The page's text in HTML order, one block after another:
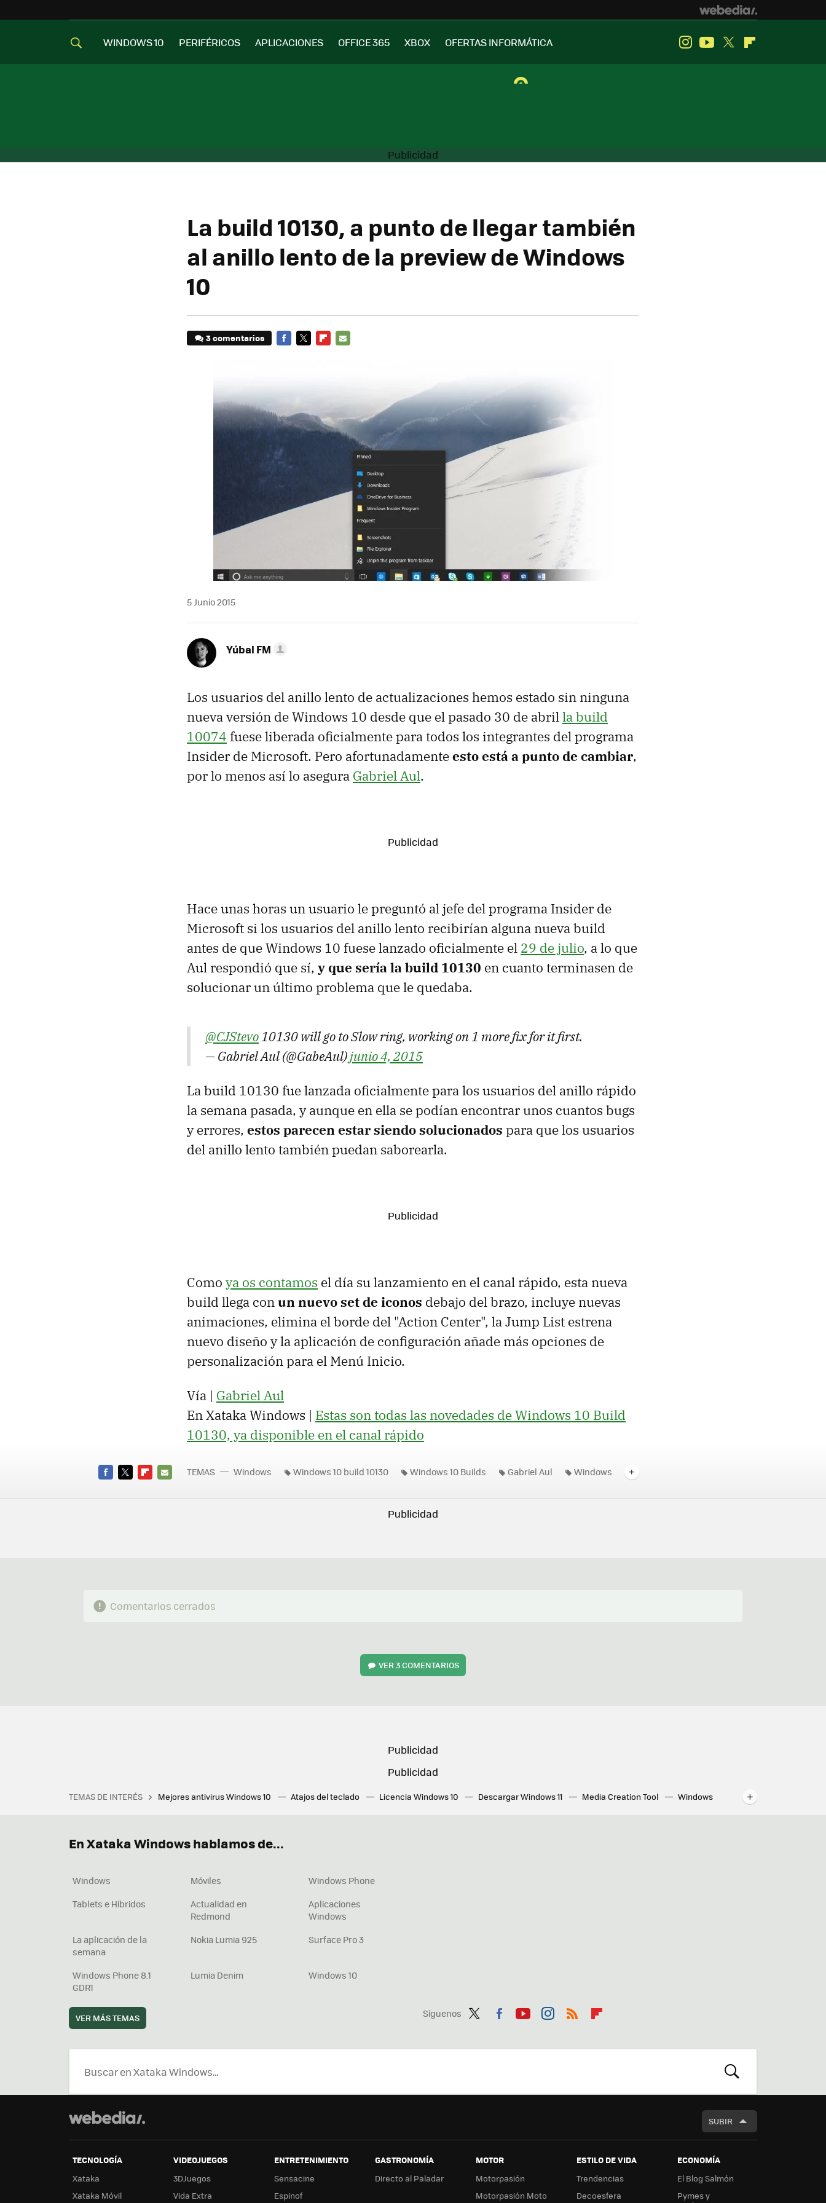
WINDOWS 10 PERIFÉRICOS APLICACIONES OFFICE 365 XBOX OFERTAS INFORMÁTICA InstagramYoutube
Twitter
La build 10130, a punto de llegar también
al anillo lento de la preview de Windows
10
3 comentarios
5 Junio 2015
Yúbal FM
Los usuarios del anillo lento de actualizaciones hemos estado sin ninguna
nueva versión de Windows 10 desde que el pasado 30 de abrilla build
10074 fuese liberada oficialmente para todos los integrantes del programa
Insider de Microsoft. Pero afortunadamenteesto está a punto de cambiar,
por lo menos así lo asegura Gabriel Aul.
Hace unas horas un usuario le preguntó al jefe del programa Insider de
Microsoft si los usuarios del anillo lento recibirían alguna nueva build
antes de que Windows 10 fuese lanzado oficialmente el 29 de julio, a lo que
Aul respondió que sí, y que sería la build 10130 en cuanto terminasen de
solucionar un último problema que le quedaba.
@CJStevo10130 will go to Slow ring, working on 1 more fix for it first.
— Gabriel Aul (@GabeAul)junio 4, 2015
La build 10130 fue lanzada oficialmente para los usuarios del anillo rápido
la semana pasada, y aunque en ella se podían encontrar unos cuantos bugs
y errores, estos parecen estar siendo solucionados para que los usuarios
del anillo lento también puedan saborearla.
Como ya os contamos el día su lanzamiento en el canal rápido, esta nueva
build llega conun nuevo set de iconos debajo del brazo, incluye nuevas
animaciones, elimina el borde del "Action Center", la Jump List estrena
nuevo diseño y la aplicación de configuración añade más opciones de
personalización para el Menú Inicio.
Vía | Gabriel Aul
En Xataka Windows | Estas son todas las novedades de Windows 10 Build
10130, ya disponible en el canal rápido
MAIL
TEMAS Windows Windows 10 build 10130 Windows 10 Builds Gabriel Aul
Windows
Comentarios cerrados
VER3 COMENTARIOS
TEMAS DE INTERÉS Mejores antivirus Windows 10 Atajos del teclado Licencia Windows 10 Descargar Windows 11 Media Creation Tool
Windows
Síguenos
ter
ebo tub agr
boa
En Xataka Windows hablamos de...
Windows Móviles
Windows Phone
Tablets e Híbridos
Actualidad en
Redmond
Aplicaciones
Windows
La aplicación de la
semana
Nokia Lumia 925 Surface Pro 3
Windows Phone 8.1
GDR1
Lumia Denim Windows 10
VER MÁS TEMAS
BUSCAR
SUBIR
TECNOLOGÍA
Xataka
Xataka Móvil
VIDEOJUEGOS
3DJuegos
Vida Extra
ENTRETENIMIENTO
Sensacine
Espinof
GASTRONOMÍA
Directo al Paladar
MOTOR
Motorpasión
Motorpasión Moto
ESTILO DE VIDA
Trendencias
Decoesfera
ECONOMÍA
El Blog Salmón
Pymes y